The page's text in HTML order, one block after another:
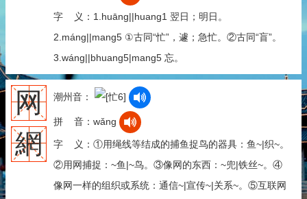
字 义：1.huāng||huang1 翌日；明日。
2.máng||mang5 ①古同“忙”，遽；急忙。②古同“盲”。
3.wáng||bhuang5|mang5 忘。
网
網
潮州音：
拼 音：wǎng
字 义：①用绳线等结成的捕鱼捉鸟的器具：鱼~|织~。
②用网捕捉：~鱼|~鸟。③像网的东西：~兜|铁丝~。④
像网一样的组织或系统：通信~|宣传~|关系~。⑤互联网